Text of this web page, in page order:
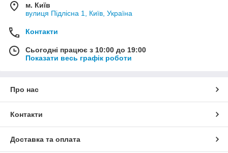
м. Київ
вулиця Підлісна 1, Київ, Україна
Контакти
Сьогодні працює з 10:00 до 19:00
Показати весь графік роботи
Про нас
Контакти
Доставка та оплата